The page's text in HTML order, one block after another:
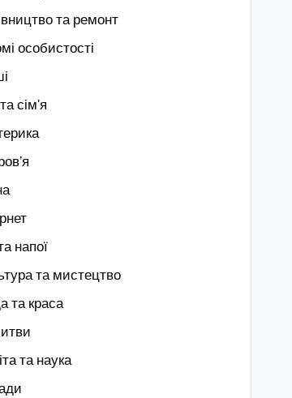
та ремонт
особистості
сім'я
напої
та мистецтво
та краса
та наука